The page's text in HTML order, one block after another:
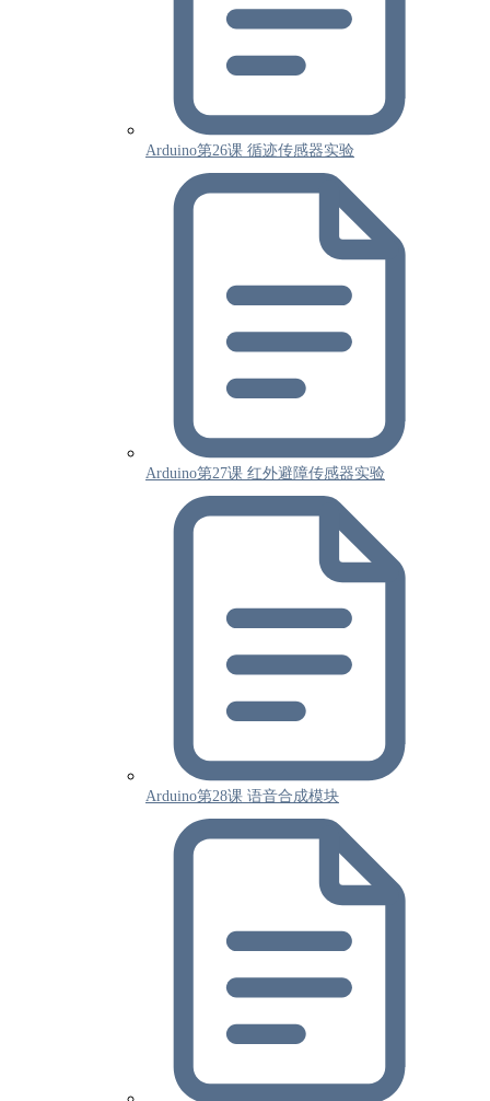
Arduino第26课 循迹传感器实验
Arduino第27课 红外避障传感器实验
Arduino第28课 语音合成模块